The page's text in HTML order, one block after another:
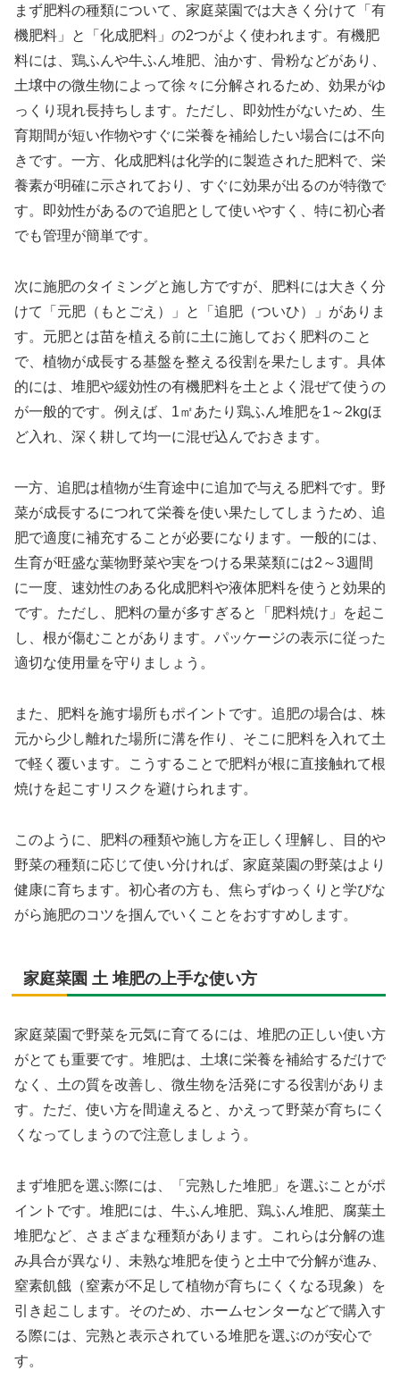
まず肥料の種類について、家庭菜園では大きく分けて「有
機肥料」と「化成肥料」の2つがよく使われます。有機肥
料には、鶏ふんや牛ふん堆肥、油かす、骨粉などがあり、
土壌中の微生物によって徐々に分解されるため、効果がゆ
っくり現れ長持ちします。ただし、即効性がないため、生
育期間が短い作物やすぐに栄養を補給したい場合には不向
きです。一方、化成肥料は化学的に製造された肥料で、栄
養素が明確に示されており、すぐに効果が出るのが特徴で
す。即効性があるので追肥として使いやすく、特に初心者
でも管理が簡単です。
次に施肥のタイミングと施し方ですが、肥料には大きく分
けて「元肥（もとごえ）」と「追肥（ついひ）」がありま
す。元肥とは苗を植える前に土に施しておく肥料のこと
で、植物が成長する基盤を整える役割を果たします。具体
的には、堆肥や緩効性の有機肥料を土とよく混ぜて使うの
が一般的です。例えば、1㎡あたり鶏ふん堆肥を1～2kgほ
ど入れ、深く耕して均一に混ぜ込んでおきます。
一方、追肥は植物が生育途中に追加で与える肥料です。野
菜が成長するにつれて栄養を使い果たしてしまうため、追
肥で適度に補充することが必要になります。一般的には、
生育が旺盛な葉物野菜や実をつける果菜類には2～3週間
に一度、速効性のある化成肥料や液体肥料を使うと効果的
です。ただし、肥料の量が多すぎると「肥料焼け」を起こ
し、根が傷むことがあります。パッケージの表示に従った
適切な使用量を守りましょう。
また、肥料を施す場所もポイントです。追肥の場合は、株
元から少し離れた場所に溝を作り、そこに肥料を入れて土
で軽く覆います。こうすることで肥料が根に直接触れて根
焼けを起こすリスクを避けられます。
このように、肥料の種類や施し方を正しく理解し、目的や
野菜の種類に応じて使い分ければ、家庭菜園の野菜はより
健康に育ちます。初心者の方も、焦らずゆっくりと学びな
がら施肥のコツを掴んでいくことをおすすめします。
家庭菜園 土 堆肥の上手な使い方
家庭菜園で野菜を元気に育てるには、堆肥の正しい使い方
がとても重要です。堆肥は、土壌に栄養を補給するだけで
なく、土の質を改善し、微生物を活発にする役割がありま
す。ただ、使い方を間違えると、かえって野菜が育ちにく
くなってしまうので注意しましょう。
まず堆肥を選ぶ際には、「完熟した堆肥」を選ぶことがポ
イントです。堆肥には、牛ふん堆肥、鶏ふん堆肥、腐葉土
堆肥など、さまざまな種類があります。これらは分解の進
み具合が異なり、未熟な堆肥を使うと土中で分解が進み、
窒素飢餓（窒素が不足して植物が育ちにくくなる現象）を
引き起こします。そのため、ホームセンターなどで購入す
る際には、完熟と表示されている堆肥を選ぶのが安心で
す。